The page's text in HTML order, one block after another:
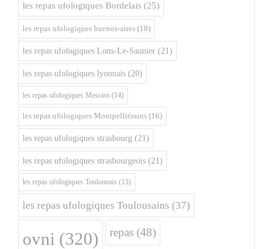
les repas ufologiques Bordelais (25)
les repas ufologiques buenos-aires (18)
les repas ufologiques Lons-Le-Saunier (21)
les repas ufologiques lyonnais (20)
les repas ufologiques Messins (14)
les repas ufologiques Montpelliérains (16)
les repas ufologiques strasbourg (21)
les repas ufologiques strasbourgeois (21)
les repas ufologiques Toulonnais (13)
les repas ufologiques Toulousains (37)
ovni (320) repas (48)